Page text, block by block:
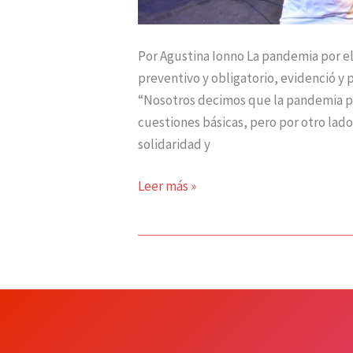
Por Agustina Ionno La pandemia por
preventivo y obligatorio, evidenció y
“Nosotros decimos que la pandemia
cuestiones básicas, pero por otro
solidaridad y
Leer más »